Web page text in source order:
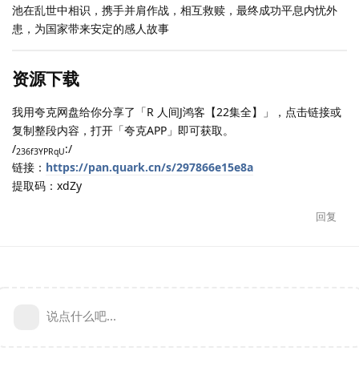
池在乱世中相识，携手并肩作战，相互救赎，最终成功平息内忧外
患，为国家带来安定的感人故事
资源下载
我用夸克网盘给你分享了「R 人间J鸿客【22集全】」，点击链接或
复制整段内容，打开「夸克APP」即可获取。
/236f3YPRqU:/
链接： https://pan.quark.cn/s/297866e15e8a
提取码：xdZy
回复
说点什么吧...